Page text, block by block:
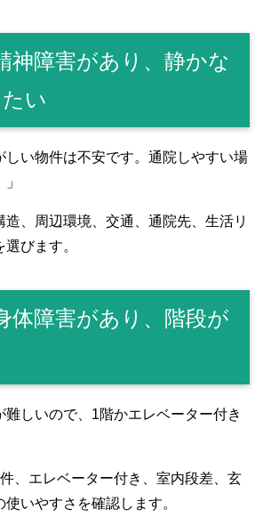
神障害があり、静かな
い
しい物件は不安です。通院しやすい場
造、周辺環境、交通、通院先、生活リ
びます。
体障害があり、階段が
難しいので、1階かエレベーター付き
、エレベーター付き、室内段差、玄
いやすさを確認します。